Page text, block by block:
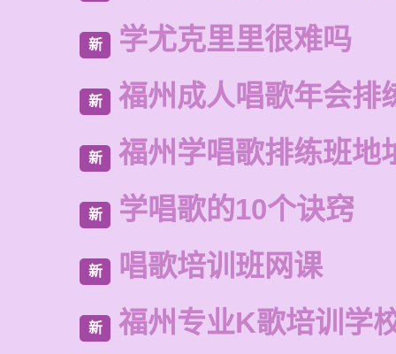
新 学尤克里里很难吗
新 福州成人唱歌年会排
新 福州学唱歌排练班地
新 学唱歌的10个诀窍
新 唱歌培训班网课
新 福州专业K歌培训学